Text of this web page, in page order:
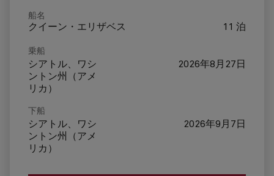
船名
クイーン・エリザベス 11 泊
乗船
シアトル、ワシ
ントン州（アメ
リカ）
2026年8月27日
下船
シアトル、ワシ
ントン州（アメ
リカ）
2026年9月7日